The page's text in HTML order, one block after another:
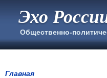
Эхо
Общественно-
Главная